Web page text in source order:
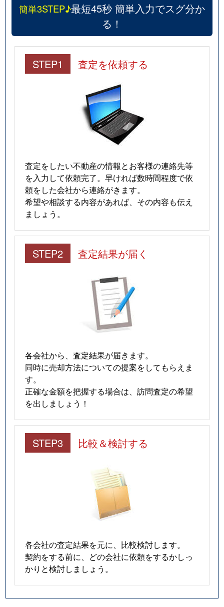
簡単3STEP♪最短45秒 簡単入力でスグ分か
る！
STEP1 査定を依頼する
査定をしたい不動産の情報とお客様の連絡先等
を入力して依頼完了。早ければ数時間程度で依
頼をした会社から連絡がきます。
希望や相談する内容があれば、その内容も伝え
ましょう。
STEP2 査定結果が届く
各会社から、査定結果が届きます。
同時に売却方法についての提案をしてもらえま
す。
正確な金額を把握する場合は、訪問査定の希望
を出しましょう！
STEP3 比較＆検討する
各会社の査定結果を元に、比較検討します。
契約をする前に、どの会社に依頼をするかしっ
かりと検討しましょう。